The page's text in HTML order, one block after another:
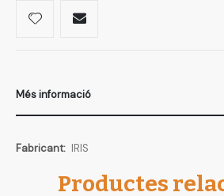
Més informació
Més
IRIS
Productes